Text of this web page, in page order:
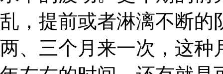
乱，提前或者淋漓不断的
两、三个月来一次，这种